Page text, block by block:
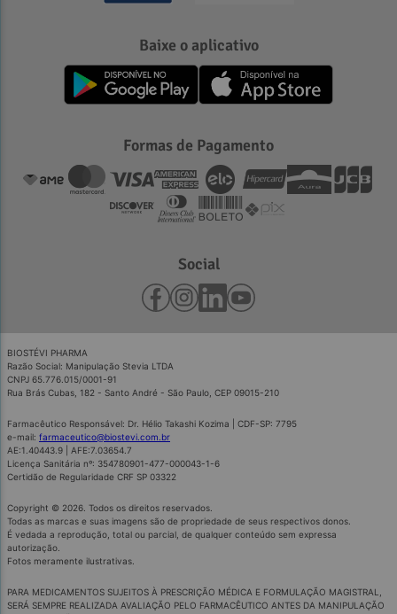
Baixe o aplicativo
Formas de Pagamento
Social
BIOSTÉVI PHARMA
Razão Social: Manipulação Stevia LTDA
CNPJ 65.776.015/0001-91
Rua Brás Cubas, 182 - Santo André - São Paulo, CEP 09015-210
Farmacêutico Responsável: Dr. Hélio Takashi Kozima | CDF-SP: 7795
e-mail: farmaceutico@biostevi.com.br
AE:1.40443.9 | AFE:7.03654.7
Licença Sanitária nº: 354780901-477-000043-1-6
Certidão de Regularidade CRF SP 03322
Copyright © 2026. Todos os direitos reservados.
Todas as marcas e suas imagens são de propriedade de seus respectivos donos.
É vedada a reprodução, total ou parcial, de qualquer conteúdo sem expressa
autorização.
Fotos meramente ilustrativas.
PARA MEDICAMENTOS SUJEITOS À PRESCRIÇÃO MÉDICA E FORMULAÇÃO MAGISTRAL,
SERÁ SEMPRE REALIZADA AVALIAÇÃO PELO FARMACÊUTICO ANTES DA MANIPULAÇÃO